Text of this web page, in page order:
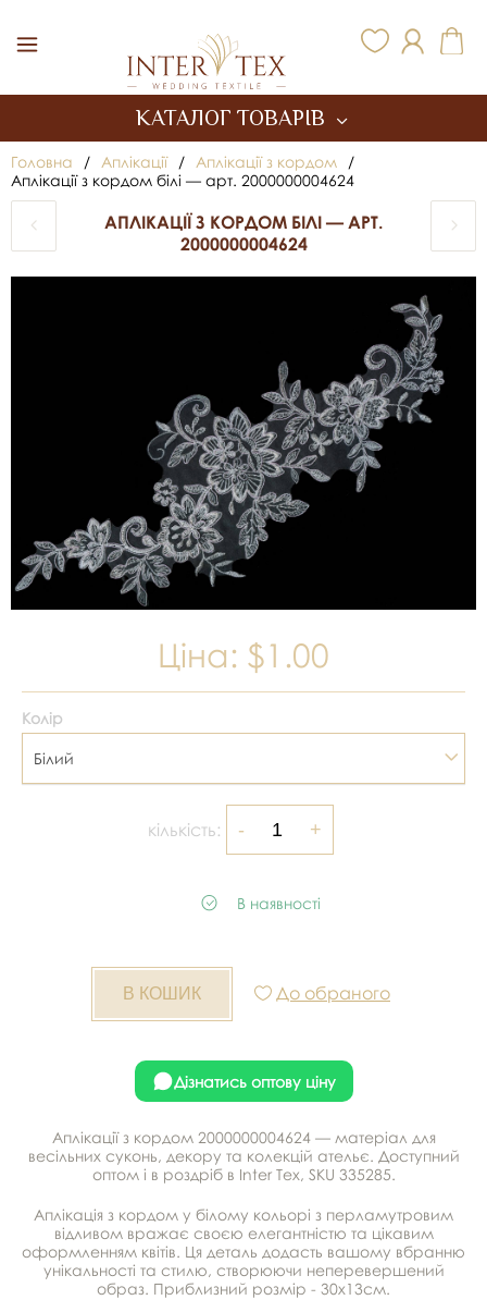
КАТАЛОГ ТОВАРІВ
Головна / Аплікації / Аплікації з кордом
/
Аплікації з кордом білі — арт. 2000000004624
АПЛІКАЦІЇ З КОРДОМ БІЛІ — АРТ.
2000000004624
Ціна: $1.00
Колір
Білий
кількість:
В наявності
До обраного
Дізнатись оптову ціну
Аплікації з кордом 2000000004624 — матеріал для
весільних суконь, декору та колекцій ательє. Доступний
оптом і в роздріб в Inter Tex, SKU 335285.
Аплікація з кордом у білому кольорі з перламутровим
відливом вражає своєю елегантністю та цікавим
оформленням квітів. Ця деталь додасть вашому вбранню
унікальності та стилю, створюючи неперевершений
образ. Приблизний розмір - 30х13см.